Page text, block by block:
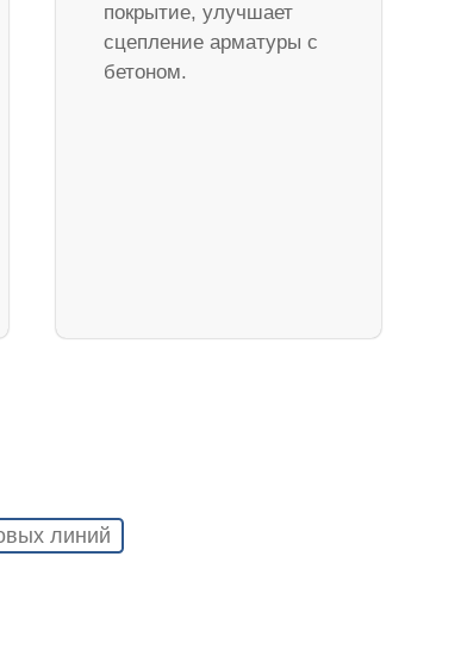
покрытие, улучшает
сцепление арматуры с
бетоном.
линий